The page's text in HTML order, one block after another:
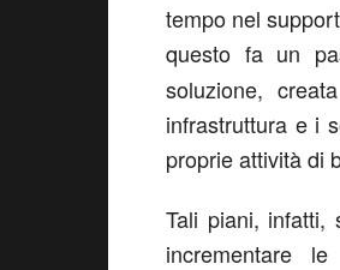
tempo nel
questo fa un
soluzione,
infrastruttura e i
proprie attività di
Tali piani, infatti,
incrementare